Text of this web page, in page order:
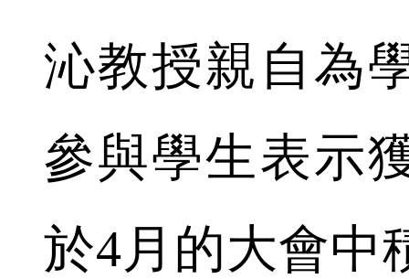
沁教授親自為
參與學生表示
於4月的大會中